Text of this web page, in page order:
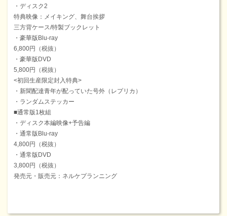
・ディスク2
特典映像：メイキング、舞台挨拶
三方背ケース/特製ブックレット
・豪華版Blu-ray
6,800円（税抜）
・豪華版DVD
5,800円（税抜）
<初回生産限定封入特典>
・新聞配達青年が配っていた号外（レプリカ）
・ランダムステッカー
■通常版1枚組
・ディスク本編映像+予告編
・通常版Blu-ray
4,800円（税抜）
・通常版DVD
3,800円（税抜）
発売元・販売元：ネルケプランニング